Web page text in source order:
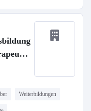
Weiterbildungen